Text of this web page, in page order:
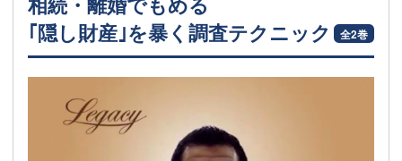
｢隠し財産｣を暴く調査テクニック
全2巻